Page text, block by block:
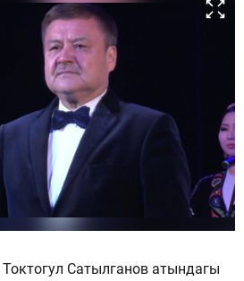
Сатылганов атындагы